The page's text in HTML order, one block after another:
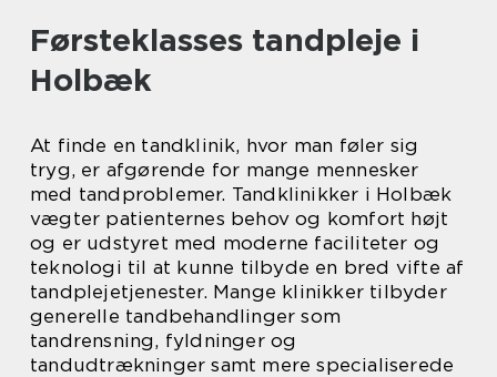
Førsteklasses tandpleje i
Holbæk
At finde en tandklinik, hvor man føler sig
tryg, er afgørende for mange mennesker
med tandproblemer. Tandklinikker i Holbæk
vægter patienternes behov og komfort højt
og er udstyret med moderne faciliteter og
teknologi til at kunne tilbyde en bred vifte af
tandplejetjenester. Mange klinikker tilbyder
generelle tandbehandlinger som
tandrensning, fyldninger og
tandudtrækninger samt mere specialiserede